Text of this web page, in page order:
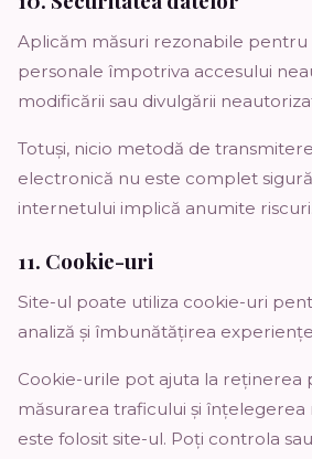
Aplicăm măsuri rezonabile
personale împotriva accesului
modificării sau divulgării
Totuși, nicio metodă de
electronică nu este complet
internetului implică anumite riscuri.
11. Cookie-uri
Site-ul poate utiliza cookie-uri
analiză și îmbunătățirea
Cookie-urile pot ajuta la reținerea
măsurarea traficului și
este folosit site-ul. Poți controla